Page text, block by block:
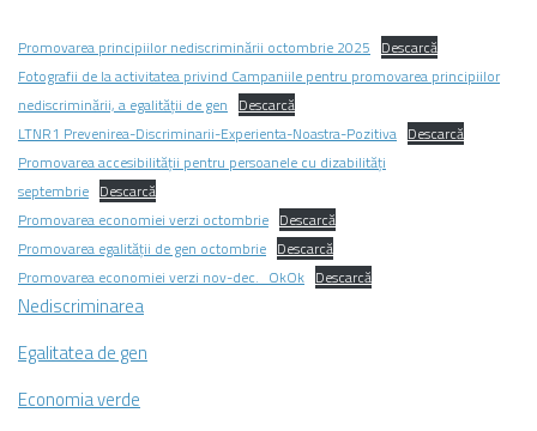
Promovarea principiilor nediscriminării octombrie 2025 Descarcă
Fotografii de la activitatea privind Campaniile pentru promovarea principiilor
nediscriminării, a egalității de gen Descarcă
LTNR1 Prevenirea-Discriminarii-Experienta-Noastra-Pozitiva Descarcă
Promovarea accesibilității pentru persoanele cu dizabilități
septembrie Descarcă
Promovarea economiei verzi octombrie Descarcă
Promovarea egalității de gen octombrie Descarcă
Promovarea economiei verzi nov-dec._OkOk Descarcă
Nediscriminarea
Egalitatea de gen
Economia verde